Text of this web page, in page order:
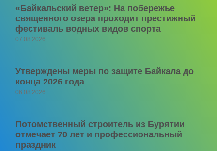
«Байкальский ветер»: На побережье
священного озера проходит престижный
фестиваль водных видов спорта
07.08.2026
Утверждены меры по защите Байкала до
конца 2026 года
06.08.2026
Потомственный строитель из Бурятии
отмечает 70 лет и профессиональный
праздник